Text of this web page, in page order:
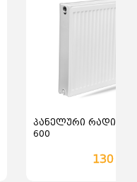
პანელური
600
130 ₾